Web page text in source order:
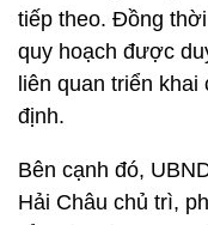
tiếp theo. Đồng
quy hoạch được
liên quan triển
định.
Bên cạnh đó,
Hải Châu chủ trì,